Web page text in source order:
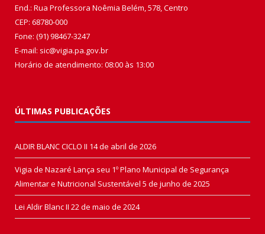
End.: Rua Professora Noêmia Belém, 578, Centro
CEP: 68780-000
Fone: (91) 98467-3247
E-mail: sic@vigia.pa.gov.br
Horário de atendimento: 08:00 às 13:00
ÚLTIMAS PUBLICAÇÕES
ALDIR BLANC CICLO II 14 de abril de 2026
Vigia de Nazaré Lança seu 1º Plano Municipal de Segurança
Alimentar e Nutricional Sustentável 5 de junho de 2025
Lei Aldir Blanc II 22 de maio de 2024